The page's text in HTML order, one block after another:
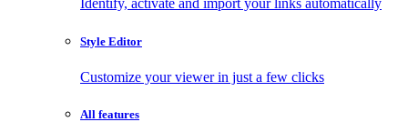
Identify, activate and import your links automatically
Style Editor
Customize your viewer in just a few clicks
All features